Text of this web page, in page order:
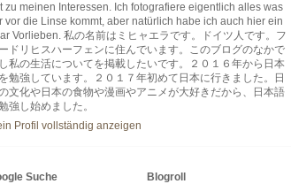
zu meinen Interessen. Ich fotografiere eigentlich alles was
vor die Linse kommt, aber natürlich habe ich auch hier ein
Vorlieben. 私の名前はミヒャエラです。ドイツ人です。フ
ドリヒスハーフェンに住んでいます。このブログのなかで
私の生活についてを掲載したいです。２０１６年から日本
勉強しています。２０１７年初めて日本に行きました。日
文化や日本の食物や漫画やアニメが大好きだから、日本語
強し始めました。
Profil vollständig anzeigen
Suche Blogroll